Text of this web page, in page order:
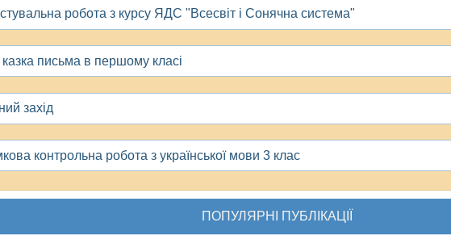
робота з курсу ЯДС "Всесвіт і Сонячна система"
письма в першому класі
захід
контрольна робота з української мови 3 клас
ПОПУЛЯРНІ ПУБЛІКАЦІЇ